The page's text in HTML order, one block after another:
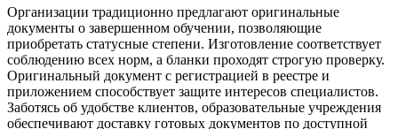
Организации традиционно предлагают оригинальные
документы о завершенном обучении, позволяющие
приобретать статусные степени. Изготовление соответствует
соблюдению всех норм, а бланки проходят строгую проверку.
Оригинальный документ с регистрацией в реестре и
приложением способствует защите интересов специалистов.
Заботясь об удобстве клиентов, образовательные учреждения
обеспечивают доставку готовых документов по доступной